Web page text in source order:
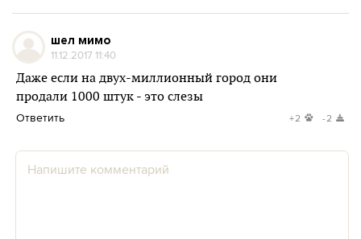
шел мимо
11.12.2017 11:40
Даже если на двух-миллионный город они
продали 1000 штук - это слезы
Ответить +2 -2